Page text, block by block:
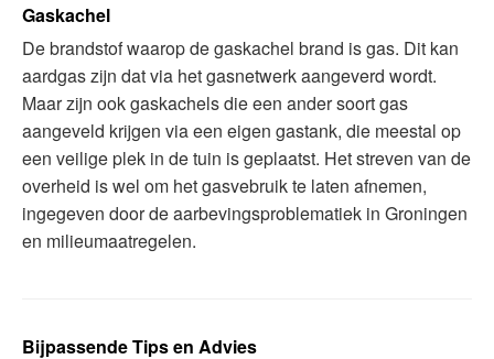
Gaskachel
De brandstof waarop de gaskachel brand is gas. Dit kan
aardgas zijn dat via het gasnetwerk aangeverd wordt.
Maar zijn ook gaskachels die een ander soort gas
aangeveld krijgen via een eigen gastank, die meestal op
een veilige plek in de tuin is geplaatst. Het streven van de
overheid is wel om het gasvebruik te laten afnemen,
ingegeven door de aarbevingsproblematiek in Groningen
en milieumaatregelen.
Bijpassende Tips en Advies